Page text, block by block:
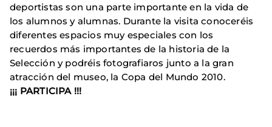
deportistas son una parte importante en la vida de
los alumnos y alumnas. Durante la visita conoceréis
diferentes espacios muy especiales con los
recuerdos más importantes de la historia de la
Selección y podréis fotografiaros junto a la gran
atracción del museo, la Copa del Mundo 2010.
¡¡¡ PARTICIPA !!!